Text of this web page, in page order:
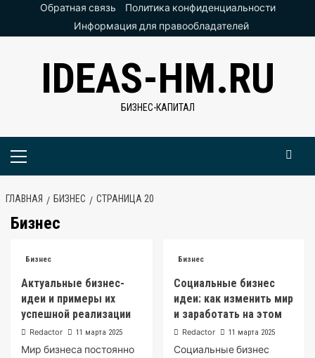
ПерейтиОбратная связь
Политика конфиденциальности
Информация для правообладателей
IDEAS-HM.RU
БИЗНЕС-КАПИТАЛ
Основное
ГЛАВНАЯ БИЗНЕС СТРАНИЦА 20
Бизнес
Бизнес
Актуальные бизнес-
идеи и примеры их
успешной реализации
Redactor 11 марта 2025
Мир бизнеса постоянно
Бизнес
Социальные бизнес
идеи: как изменить мир
и заработать на этом
Redactor 11 марта 2025
Социальные бизнес